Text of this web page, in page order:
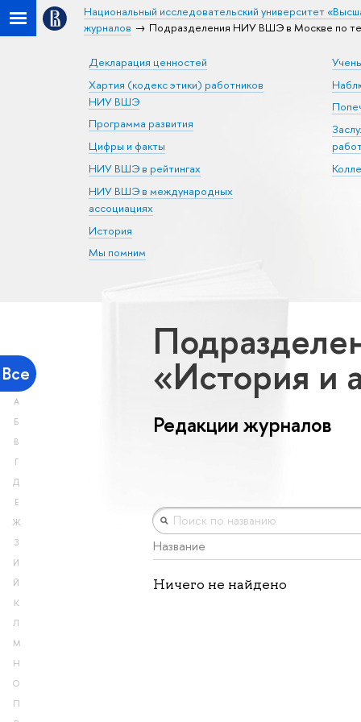
Национальный исследовательский университет
журналов
Подразделения НИУ ВШЭ в Москве по
Декларация ценностей
Хартия (кодекс этики) работников
НИУ ВШЭ
Программа развития
Цифры и факты
НИУ ВШЭ в рейтингах
НИУ ВШЭ в международных
ассоциациях
История
Мы помним
Все
А
Б
В
Г
Д
Е
Ж
З
И
Й
К
Л
М
Н
О
П
«История и
Редакции журналов
Название
Ничего не найдено